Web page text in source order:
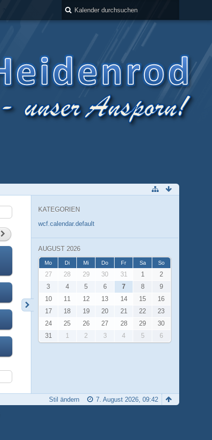
KATEGORIEN
wcf.calendar.default
AUGUST 2026
Mo Di Mi Do Fr Sa So
27 28 29 30 31 1
2
3
4 5 6 7 8
9
10
11 12 13 14 15
16
17
18 19 20 21 22
23
24
25 26 27 28 29
30
31
1 2 3 4 5 6
7. August 2026, 09:42
Stil ändern